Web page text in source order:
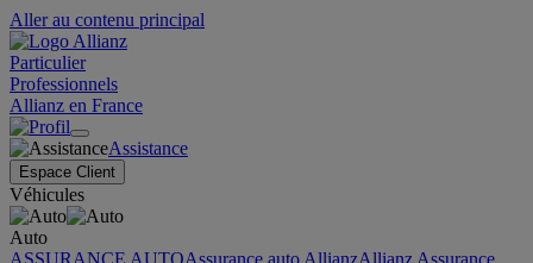
Aller au contenu principal
Particulier
Professionnels
Allianz en France
Assistance
Espace Client
Véhicules
Auto
ASSURANCE AUTOAssurance auto AllianzAllianz Assurance